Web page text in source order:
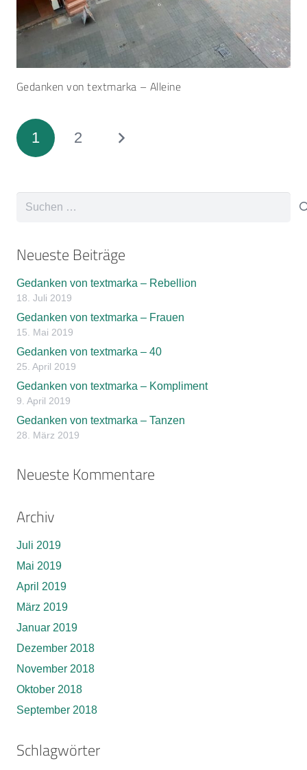
Gedanken von textmarka – Alleine
1 2
Suchen
Neueste Beiträge
Gedanken von textmarka – Rebellion
18. Juli 2019
Gedanken von textmarka – Frauen
15. Mai 2019
Gedanken von textmarka – 40
25. April 2019
Gedanken von textmarka – Kompliment
9. April 2019
Gedanken von textmarka – Tanzen
28. März 2019
Neueste Kommentare
Archiv
Juli 2019
Mai 2019
April 2019
März 2019
Januar 2019
Dezember 2018
November 2018
Oktober 2018
September 2018
Schlagwörter